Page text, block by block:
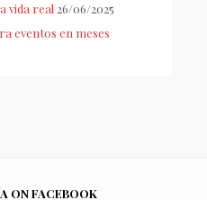
vida real 26/06/2025
eventos en meses
ON FACEBOOK